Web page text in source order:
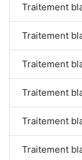
Traitement
Traitement
Traitement
Traitement
Traitement
Traitement